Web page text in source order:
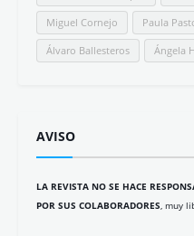
Miguel Cornejo Paula
Álvaro Ballesteros Ángela
AVISO
LA REVISTA NO SE HACE
POR SUS COLABORADORES, muy